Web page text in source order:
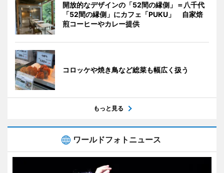
開放的なデザインの「52間の縁側」＝八千代
「52間の縁側」にカフェ「PUKU」 自家焙
煎コーヒーやカレー提供
コロッケや焼き鳥など総菜も幅広く扱う
もっと見る
ワールドフォトニュース